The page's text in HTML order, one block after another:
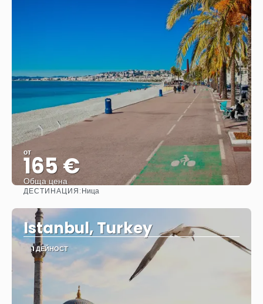
от
165 €
Обща цена
ДЕСТИНАЦИЯ:Ница
Istanbul, Turkey
1 ДЕЙНОСТ